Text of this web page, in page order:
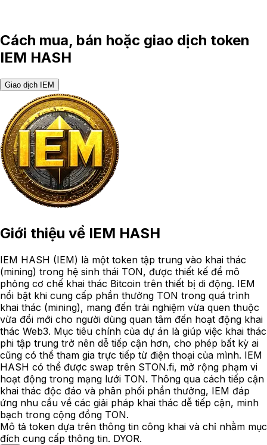
Cách mua, bán hoặc giao dịch token
IEM HASH
Giao dịch IEM
Giới thiệu về IEM HASH
IEM HASH (IEM) là một token tập trung vào khai thác
(mining) trong hệ sinh thái TON, được thiết kế để mô
phỏng cơ chế khai thác Bitcoin trên thiết bị di động. IEM
nổi bật khi cung cấp phần thưởng TON trong quá trình
khai thác (mining), mang đến trải nghiệm vừa quen thuộc
vừa đổi mới cho người dùng quan tâm đến hoạt động khai
thác Web3. Mục tiêu chính của dự án là giúp việc khai thác
phi tập trung trở nên dễ tiếp cận hơn, cho phép bất kỳ ai
cũng có thể tham gia trực tiếp từ điện thoại của mình. IEM
HASH có thể được swap trên STON.fi, mở rộng phạm vi
hoạt động trong mạng lưới TON. Thông qua cách tiếp cận
khai thác độc đáo và phân phối phần thưởng, IEM đáp
ứng nhu cầu về các giải pháp khai thác dễ tiếp cận, minh
bạch trong cộng đồng TON.
Mô tả token dựa trên thông tin công khai và chỉ nhằm mục
đích cung cấp thông tin. DYOR.